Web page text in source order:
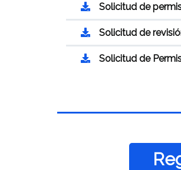
Solicitud de
Solicitud de
Solicitud de